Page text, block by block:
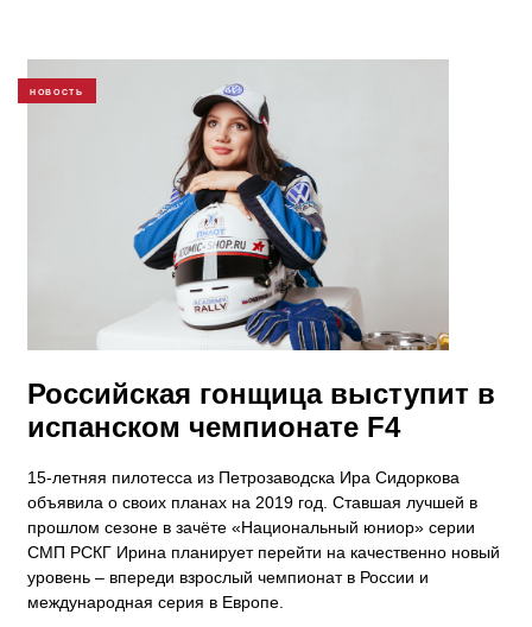
НОВОСТЬ
Российская гонщица выступит в
испанском чемпионате F4
15-летняя пилотесса из Петрозаводска Ира Сидоркова
объявила о своих планах на 2019 год. Ставшая лучшей в
прошлом сезоне в зачёте «Национальный юниор» серии
СМП РСКГ Ирина планирует перейти на качественно новый
уровень – впереди взрослый чемпионат в России и
международная серия в Европе.